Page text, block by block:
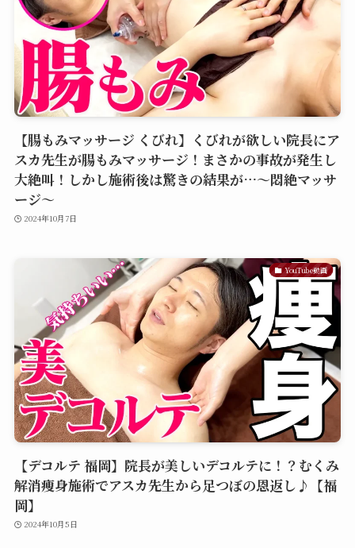
【腸もみマッサージ くびれ】くびれが欲しい院長にア
スカ先生が腸もみマッサージ！まさかの事故が発生し
大絶叫！しかし施術後は驚きの結果が…〜悶絶マッサ
ージ〜
2024年10月7日
YouTube動画
【デコルテ 福岡】院長が美しいデコルテに！？むくみ
解消痩身施術でアスカ先生から足つぼの恩返し♪【福
岡】
2024年10月5日